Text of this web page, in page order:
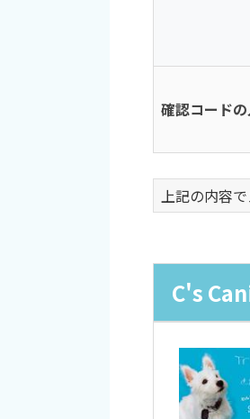
確認コード
上記の内容
C's